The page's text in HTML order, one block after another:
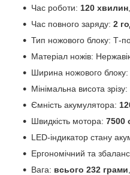
Час роботи: 120 хвилин
Час повного заряду: 2
Тип ножового блоку: Т-
Матеріал ножів:
Ширина ножового блоку:
Мінімальна висота зрізу:
Ємність акумулятора:
Швидкість мотора: 7500
LED-індикатор стану
Ергономічний та
Вага: всього 232 грами